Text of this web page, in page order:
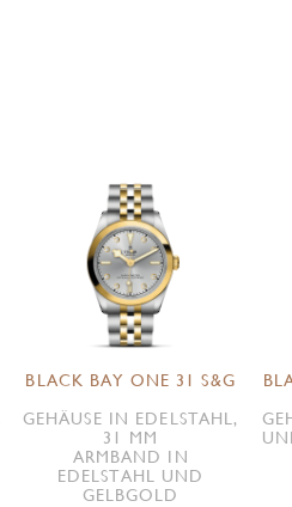
BLACK BAY ONE 31 S&G
GEHÄUSE IN EDELSTAHL,
31 MM
ARMBAND IN
EDELSTAHL UND
GELBGOLD